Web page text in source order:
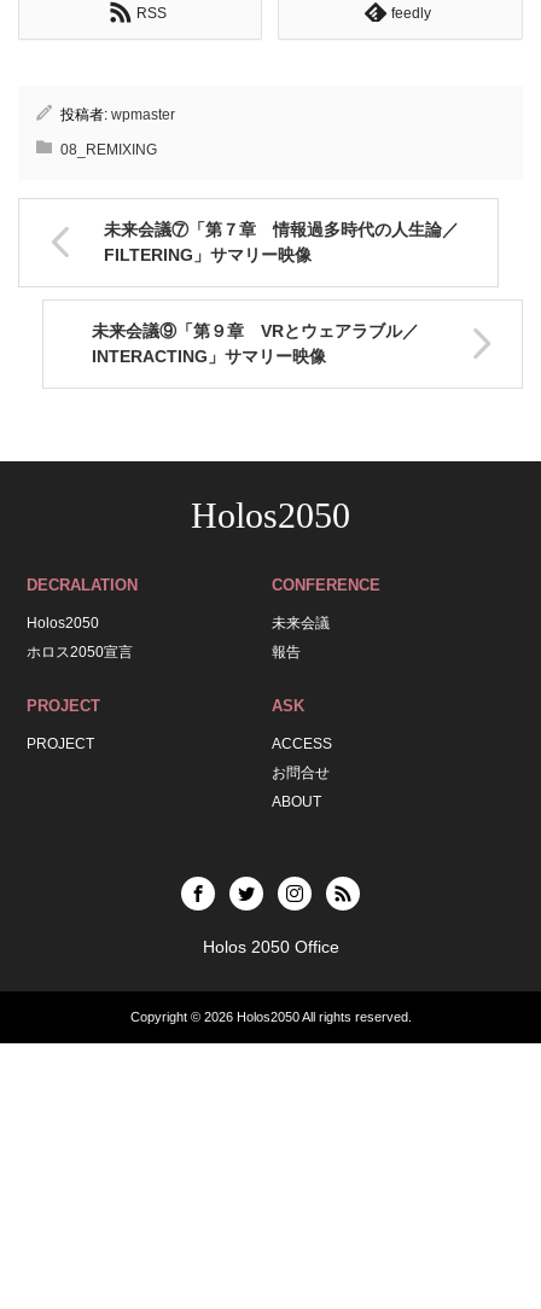
RSS feedly
投稿者: wpmaster
08_REMIXING
未来会議⑦「第７章 情報過多時代の人生論／
FILTERING」サマリー映像
未来会議⑨「第９章 VRとウェアラブル／
INTERACTING」サマリー映像
Holos2050
DECRALATION
Holos2050
ホロス2050宣言
CONFERENCE
未来会議
報告
PROJECT
PROJECT
ASK
ACCESS
お問合せ
ABOUT
Holos 2050 Office
Copyright © 2026 Holos2050All rights reserved.